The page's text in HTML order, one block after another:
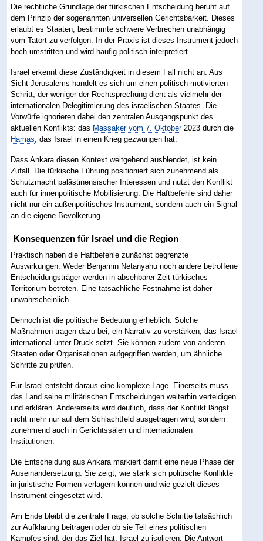
Die rechtliche Grundlage der türkischen Entscheidung beruht auf
dem Prinzip der sogenannten universellen Gerichtsbarkeit. Dieses
erlaubt es Staaten, bestimmte schwere Verbrechen unabhängig
vom Tatort zu verfolgen. In der Praxis ist dieses Instrument jedoch
hoch umstritten und wird häufig politisch interpretiert.
Israel erkennt diese Zuständigkeit in diesem Fall nicht an. Aus
Sicht Jerusalems handelt es sich um einen politisch motivierten
Schritt, der weniger der Rechtsprechung dient als vielmehr der
internationalen Delegitimierung des israelischen Staates. Die
Vorwürfe ignorieren dabei den zentralen Ausgangspunkt des
aktuellen Konflikts: das Massaker vom 7. Oktober2023 durch die
Hamas , das Israel in einen Krieg gezwungen hat.
Dass Ankara diesen Kontext weitgehend ausblendet, ist kein
Zufall. Die türkische Führung positioniert sich zunehmend als
Schutzmacht palästinensischer Interessen und nutzt den Konflikt
auch für innenpolitische Mobilisierung. Die Haftbefehle sind daher
nicht nur ein außenpolitisches Instrument, sondern auch ein Signal
an die eigene Bevölkerung.
Konsequenzen für Israel und die Region
Praktisch haben die Haftbefehle zunächst begrenzte
Auswirkungen. Weder Benjamin Netanyahu noch andere betroffene
Entscheidungsträger werden in absehbarer Zeit türkisches
Territorium betreten. Eine tatsächliche Festnahme ist daher
unwahrscheinlich.
Dennoch ist die politische Bedeutung erheblich. Solche
Maßnahmen tragen dazu bei, ein Narrativ zu verstärken, das Israel
international unter Druck setzt. Sie können zudem von anderen
Staaten oder Organisationen aufgegriffen werden, um ähnliche
Schritte zu prüfen.
Für Israel entsteht daraus eine komplexe Lage. Einerseits muss
das Land seine militärischen Entscheidungen weiterhin verteidigen
und erklären. Andererseits wird deutlich, dass der Konflikt längst
nicht mehr nur auf dem Schlachtfeld ausgetragen wird, sondern
zunehmend auch in Gerichtssälen und internationalen
Institutionen.
Die Entscheidung aus Ankara markiert damit eine neue Phase der
Auseinandersetzung. Sie zeigt, wie stark sich politische Konflikte
in juristische Formen verlagern können und wie gezielt dieses
Instrument eingesetzt wird.
Am Ende bleibt die zentrale Frage, ob solche Schritte tatsächlich
zur Aufklärung beitragen oder ob sie Teil eines politischen
Kampfes sind, der das Ziel hat, Israel zu isolieren. Die Antwort